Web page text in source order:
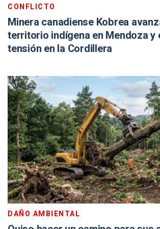
CONFLICTO
Minera canadiense Kobrea
territorio indígena en Mendoza y
tensión en la Cordillera
DAÑO AMBIENTAL